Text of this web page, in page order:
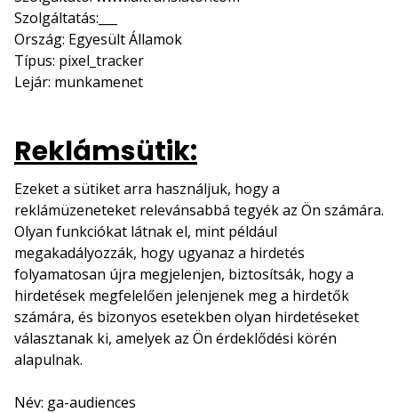
Szolgáltatás:___
Ország: Egyesült Államok
Típus: pixel_tracker
Lejár: munkamenet
Reklámsütik:
Ezeket a sütiket arra használjuk, hogy a
reklámüzeneteket relevánsabbá tegyék az Ön számára.
Olyan funkciókat látnak el, mint például
megakadályozzák, hogy ugyanaz a hirdetés
folyamatosan újra megjelenjen, biztosítsák, hogy a
hirdetések megfelelően jelenjenek meg a hirdetők
számára, és bizonyos esetekben olyan hirdetéseket
választanak ki, amelyek az Ön érdeklődési körén
alapulnak.
Név: ga-audiences